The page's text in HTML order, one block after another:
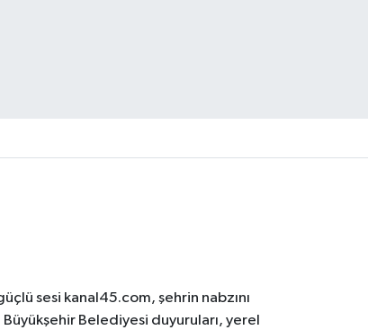
sesi kanal45.com, şehrin nabzını
Büyükşehir Belediyesi duyuruları, yerel